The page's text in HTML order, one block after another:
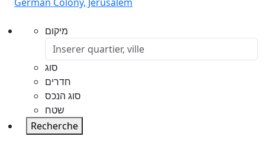
מיקום
סוג
חדרים
סוג הנכס
שטח
Recherche